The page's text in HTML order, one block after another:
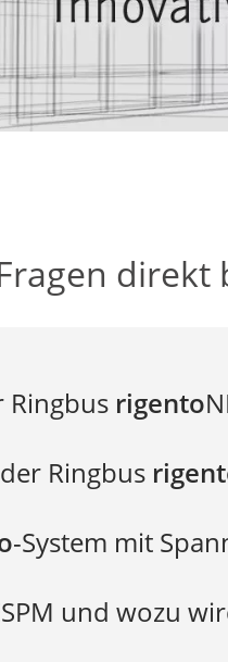
Ringbus rigento
Ringbus
-System mit
rigentound wozu